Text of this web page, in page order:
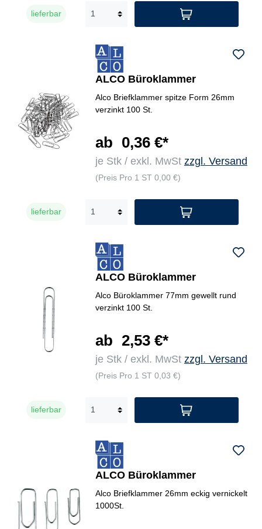
lieferbar
ALCO Büroklammer
Alco Briefklammer spitze Form 26mm
verzinkt 100 St.
ab 0,36 €*
je Stk / exkl. MwSt zzgl. Versand
(Preis Pro 1 ST 0,00 €)
lieferbar
ALCO Büroklammer
Alco Büroklammer 77mm gewellt rund
verzinkt 100 St.
ab 2,53 €*
je Stk / exkl. MwSt zzgl. Versand
(Preis Pro 1 ST 0,03 €)
lieferbar
ALCO Büroklammer
Alco Briefklammer 26mm eckig vernickelt
1000St.